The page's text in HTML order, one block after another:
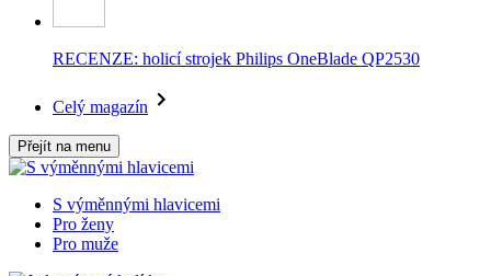
RECENZE: holicí strojek Philips OneBlade QP2530
Celý magazín
Přejít na menu
S výměnnými hlavicemi
Pro ženy
Pro muže